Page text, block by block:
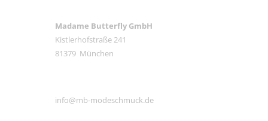
Madame Butterfly GmbH
Kistlerhofstraße 241
81379 München
info@mb-modeschmuck.de